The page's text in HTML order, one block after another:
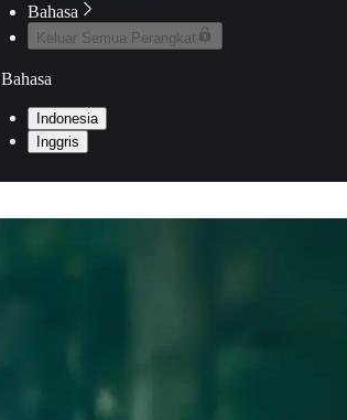
Bahasa
Keluar Semua Perangkat
Bahasa
Indonesia
Inggris